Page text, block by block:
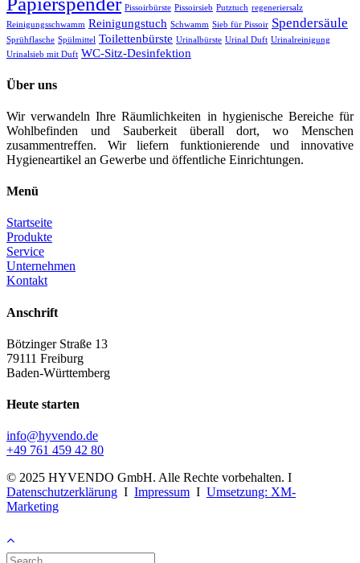
Pissoirbürste Pissoirsieb Putztuch regeneriersalz
Reinigungsschwamm Reinigungstuch Schwamm Sieb für Pissoir Spendersäule
Sprühflasche Spülmittel Toilettenbürste Urinalbürste Urinal Duft Urinalreinigung
Urinalsieb mit Duft WC-Sitz-Desinfektion
Über uns
Wir verwandeln Ihre Räumlichkeiten in hygienische Bereiche für
Wohlbefinden und Sauberkeit überall dort, wo Menschen
zusammentreffen. Wir liefern funktionierende und innovative
Hygieneartikel an Gewerbe und öffentliche Einrichtungen.
Menü
Startseite
Produkte
Service
Unternehmen
Kontakt
Anschrift
Bötzinger Straße 13
79111 Freiburg
Baden-Württemberg
Heute starten
info@hyvendo.de
+49 761 459 42 80
© 2025 HYVENDO GmbH. Alle Rechte vorbehalten. I
Datenschutzerklärung I Impressum I Umsetzung: XM-
Marketing